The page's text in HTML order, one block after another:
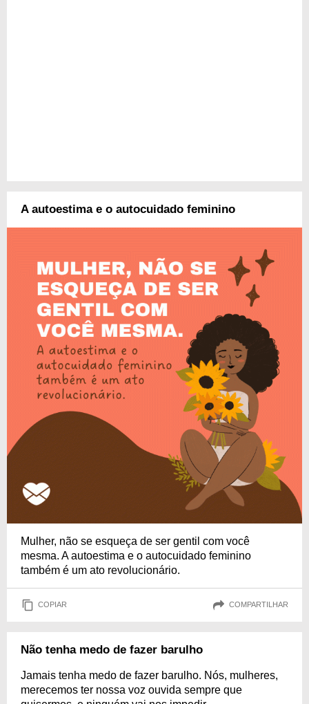
A autoestima e o autocuidado feminino
Mulher, não se esqueça de ser gentil com você
mesma. A autoestima e o autocuidado feminino
também é um ato revolucionário.
COPIAR COMPARTILHAR
Não tenha medo de fazer barulho
Jamais tenha medo de fazer barulho. Nós, mulheres,
merecemos ter nossa voz ouvida sempre que